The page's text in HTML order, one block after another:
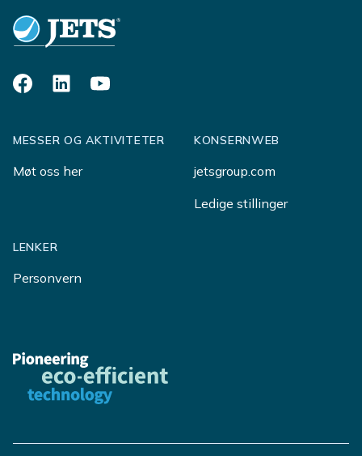
FacebookLinkedInYouTube
MESSER OG AKTIVITETER
Møt oss her
KONSERNWEB
jetsgroup.com
Ledige stillinger
LENKER
Personvern